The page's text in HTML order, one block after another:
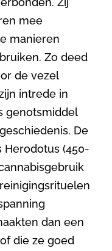
mee
manieren
Zo deed
de vezel
intrede in
genotsmiddel
De
Herodotus (450-
dan een
die ze goed